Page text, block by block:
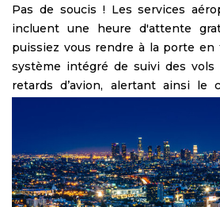
Pas de soucis ! Les services
incluent une heure d'attente
puissiez vous rendre à la porte
système intégré de suivi des
retards d’avion, alertant ainsi le
service de chauffeur VYCAB fiable à
Tous nos chauffeurs ont des
souple, sont habillés de façon
des les plus belles voitures. Que